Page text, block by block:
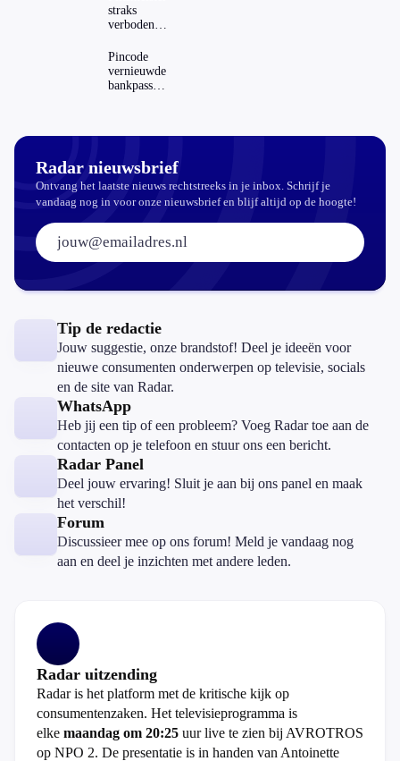
Zo
verwijder
straks
verboden?
regels in
Nederland
en het
buitenland
Pincode
vernieuwde
bankpassen
Radar nieuwsbrief
Ontvang het laatste nieuws rechtstreeks in je inbox. Schrijf je
vandaag nog in voor onze nieuwsbrief en blijf altijd op de hoogte!
E-mailadres:
Tip de redactie
Jouw suggestie, onze brandstof! Deel je ideeën voor
nieuwe consumenten onderwerpen op televisie, socials
en de site van Radar.
WhatsApp
Heb jij een tip of een probleem? Voeg Radar toe aan de
contacten op je telefoon en stuur ons een bericht.
Radar Panel
Deel jouw ervaring! Sluit je aan bij ons panel en maak
het verschil!
Forum
Discussieer mee op ons forum! Meld je vandaag nog
aan en deel je inzichten met andere leden.
Radar uitzending
Radar is het platform met de kritische kijk op
consumentenzaken. Het televisieprogramma is
elke maandag om 20:25 uur live te zien bij AVROTROS
op NPO 2. De presentatie is in handen van Antoinette